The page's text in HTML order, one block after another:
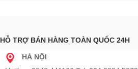
HỖ TRỢ BÁN HÀNG TOÀN QUỐC 24H
HÀ NỘI